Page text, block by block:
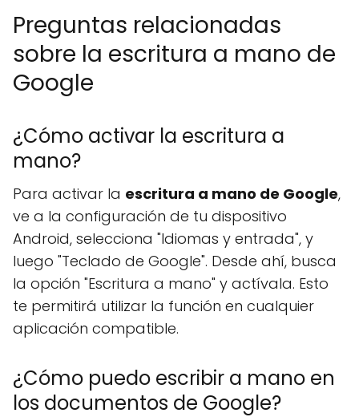
Preguntas relacionadas
sobre la escritura a mano de
Google
¿Cómo activar la escritura a
mano?
Para activar la escritura a mano de Google,
ve a la configuración de tu dispositivo
Android, selecciona "Idiomas y entrada", y
luego "Teclado de Google". Desde ahí, busca
la opción "Escritura a mano" y actívala. Esto
te permitirá utilizar la función en cualquier
aplicación compatible.
¿Cómo puedo escribir a mano en
los documentos de Google?